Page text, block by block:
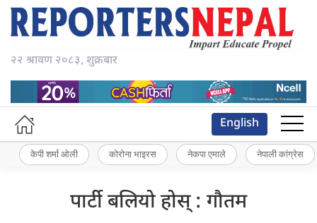
२२ श्रावण २०८३, शुक्रबार
English
केपी शर्मा ओली कोरोना भाइरस नेकपा एमाले नेपाली कांग्रेस
पार्टी बलियो होस् : गौतम